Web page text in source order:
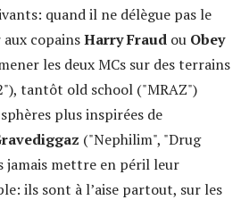
quand il ne délègue pas le
copainsHarry Fraud ou Obey
les deux MCs sur des terrains
tantôt old school ("MRAZ")
plus inspirées de
("Nephilim", "Drug
jamais mettre en péril leur
ils sont à l’aise partout, sur les